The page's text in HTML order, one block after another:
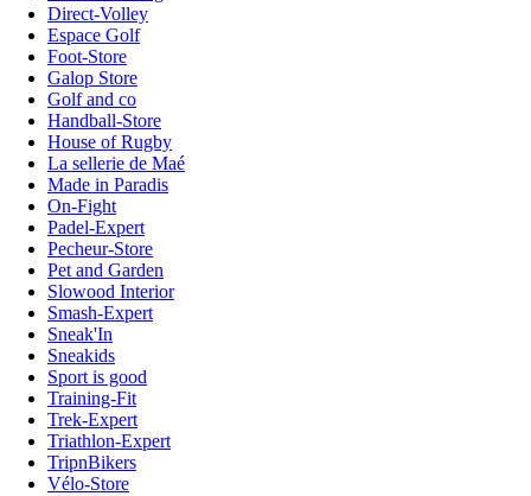
Direct-Volley
Espace Golf
Foot-Store
Galop Store
Golf and co
Handball-Store
House of Rugby
La sellerie de Maé
Made in Paradis
On-Fight
Padel-Expert
Pecheur-Store
Pet and Garden
Slowood Interior
Smash-Expert
Sneak'In
Sneakids
Sport is good
Training-Fit
Trek-Expert
Triathlon-Expert
TripnBikers
Vélo-Store